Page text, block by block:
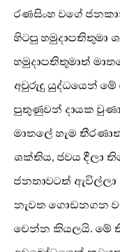
රණසිංහ වගේ
හිටපු හමුදාපතිතුමා
හමුදාපතිතුමාත්
අවුරුදු යුද්ධයෙන්
පුතුණුවන් දායක
මාතලේ හැම
ශක්තිය, ජවය දීලා
ජනතාවටත් ඇවිල්ලා
නැවත ගොඩනගන
වෙන්න කියලයි. මේ